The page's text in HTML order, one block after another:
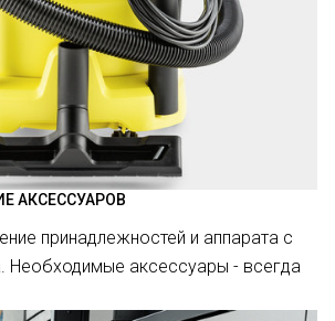
АКСЕССУАРОВ
принадлежностей и аппарата с
Необходимые аксессуары - всегда